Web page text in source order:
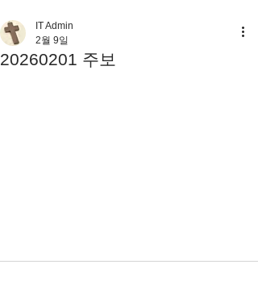
20260201 주보
IT Admin
2월 9일